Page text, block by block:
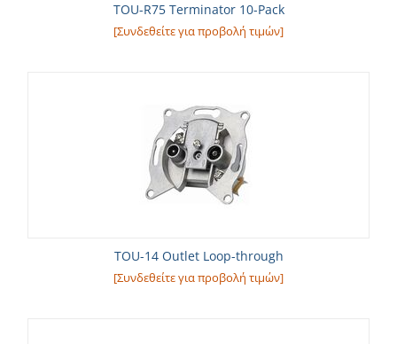
TOU-R75 Terminator 10-Pack
[Συνδεθείτε για προβολή τιμών]
TOU-14 Outlet Loop-through
[Συνδεθείτε για προβολή τιμών]